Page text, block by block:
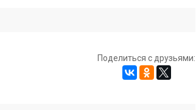
Поделиться с друзьями: